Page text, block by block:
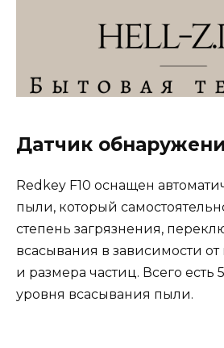
Датчик
Redkey F10 оснащен
пыли, который
степень загрязнения,
всасывания в зависимости
и размера частиц. Всего есть
уровня всасывания пыли.